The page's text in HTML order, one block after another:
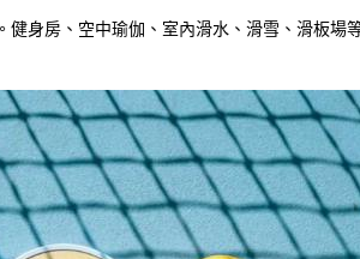
身房、空中瑜伽、室內滑水、滑雪、滑板